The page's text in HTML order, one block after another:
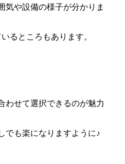
気や設備の様子が分かりま
るところもあります。
わせて選択できるのが魅力
でも楽になりますように♪